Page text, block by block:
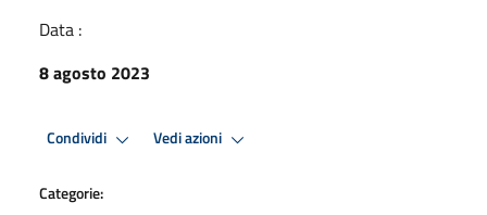
Data :
8 agosto 2023
Condividi Vedi azioni
Categorie: